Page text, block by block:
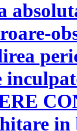
in